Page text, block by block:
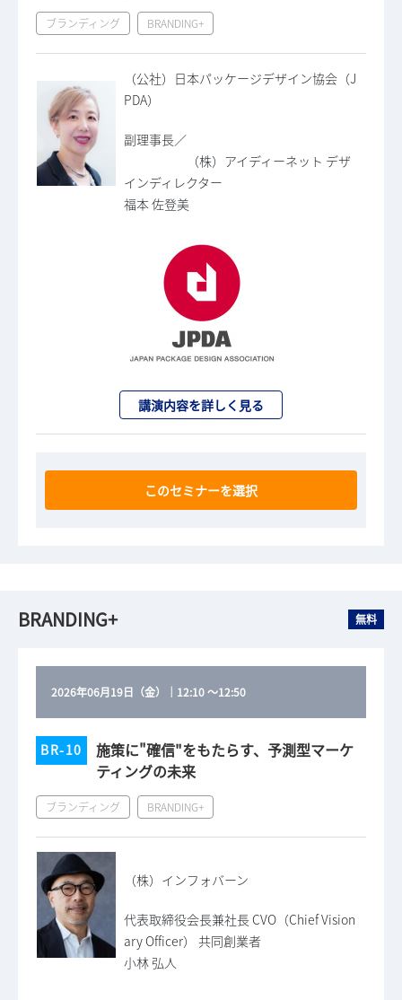
ブランディング BRANDING+
（公社）日本パッケージデザイン協会（J
PDA）
副理事長／
（株）アイディーネット デザ
インディレクター
福本 佐登美
講演内容を詳しく見る
このセミナーを選択
BRANDING+ 無料
2026年06月19日（金） 12:10～12:50
BR-10
施策に"確信"をもたらす、予測型マーケ
ティングの未来
ブランディング BRANDING+
（株）インフォバーン
代表取締役会長兼社長 CVO（Chief Vision
ary Officer） 共同創業者
小林 弘人